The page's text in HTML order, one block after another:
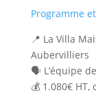
Programme
📍 La Villa
Aubervilliers
🗣️ L’équipe
💰 1.080€